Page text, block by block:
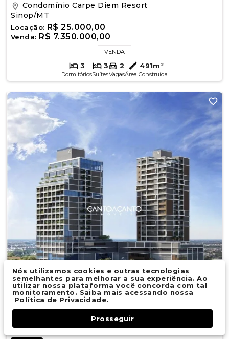
Condomínio Carpe Diem Resort
Sinop/MT
Locação: R$ 25.000,00
Venda: R$ 7.350.000,00
VENDA
3
Dormitórios
3
Suítes
2
Vagas
491m²
Área Construída
Nós utilizamos cookies e outras tecnologias
semelhantes para melhorar a sua experiência. Ao
utilizar nossa plataforma você concorda com tal
monitoramento. Saiba mais acessando nossa
Política de Privacidade.
Prosseguir